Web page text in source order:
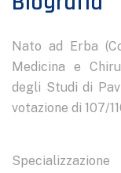
Nato ad Erba
Medicina e
degli Studi di
votazione di 107/